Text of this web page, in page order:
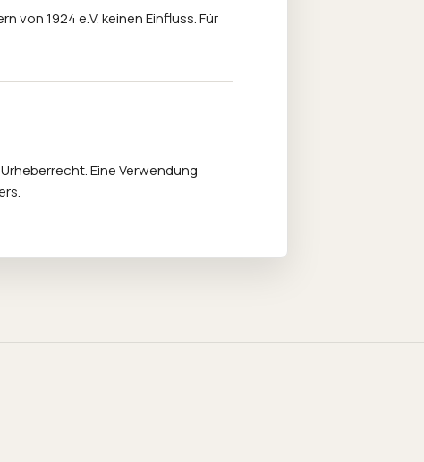
von 1924 e.V. keinen Einfluss. Für
Eine Verwendung